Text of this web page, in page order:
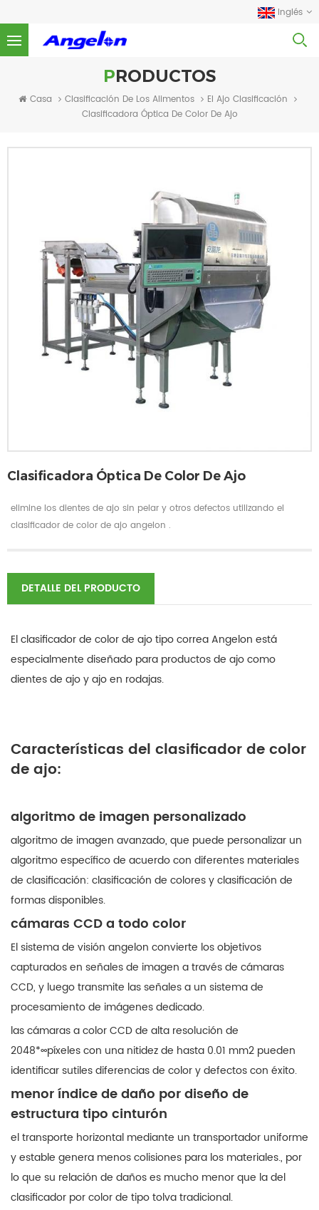
Inglés
PRODUCTOS
Casa Clasificación De Los Alimentos
El Ajo Clasificación
Clasificadora Óptica De Color De Ajo
Clasificadora Óptica De Color De Ajo
elimine los dientes de ajo sin pelar y otros defectos utilizando el
clasificador de color de ajo angelon .
DETALLE DEL PRODUCTO
El clasificador de color de ajo tipo correa Angelon está
especialmente diseñado para productos de ajo como
dientes de ajo y ajo en rodajas.
Características del clasificador de color
de ajo:
algoritmo de imagen personalizado
algoritmo de imagen avanzado, que puede personalizar un
algoritmo específico de acuerdo con diferentes materiales
de clasificación: clasificación de colores y clasificación de
formas disponibles.
cámaras CCD a todo color
El sistema de visión angelon convierte los objetivos
capturados en señales de imagen a través de cámaras
CCD, y luego transmite las señales a un sistema de
procesamiento de imágenes dedicado.
las cámaras a color CCD de alta resolución de
2048*∞píxeles con una nitidez de hasta 0.01 mm2 pueden
identificar sutiles diferencias de color y defectos con éxito.
menor índice de daño por diseño de
estructura tipo cinturón
el transporte horizontal mediante un transportador uniforme
y estable genera menos colisiones para los materiales., por
lo que su relación de daños es mucho menor que la del
clasificador por color de tipo tolva tradicional.